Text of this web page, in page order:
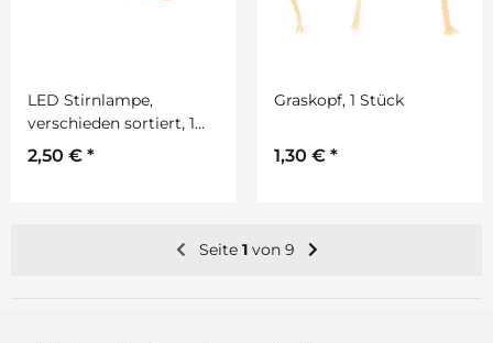
LED Stirnlampe,
verschieden sortiert, 1
Stück von beleduc.
2,50 € *
Graskopf, 1 Stück
1,30 € *
Seite 1von 9